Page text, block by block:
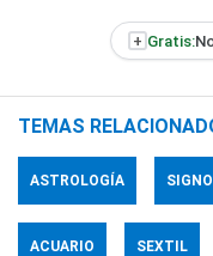
+ Gratis:
TEMAS
ASTROLOGÍA
ACUARIO SEXTIL